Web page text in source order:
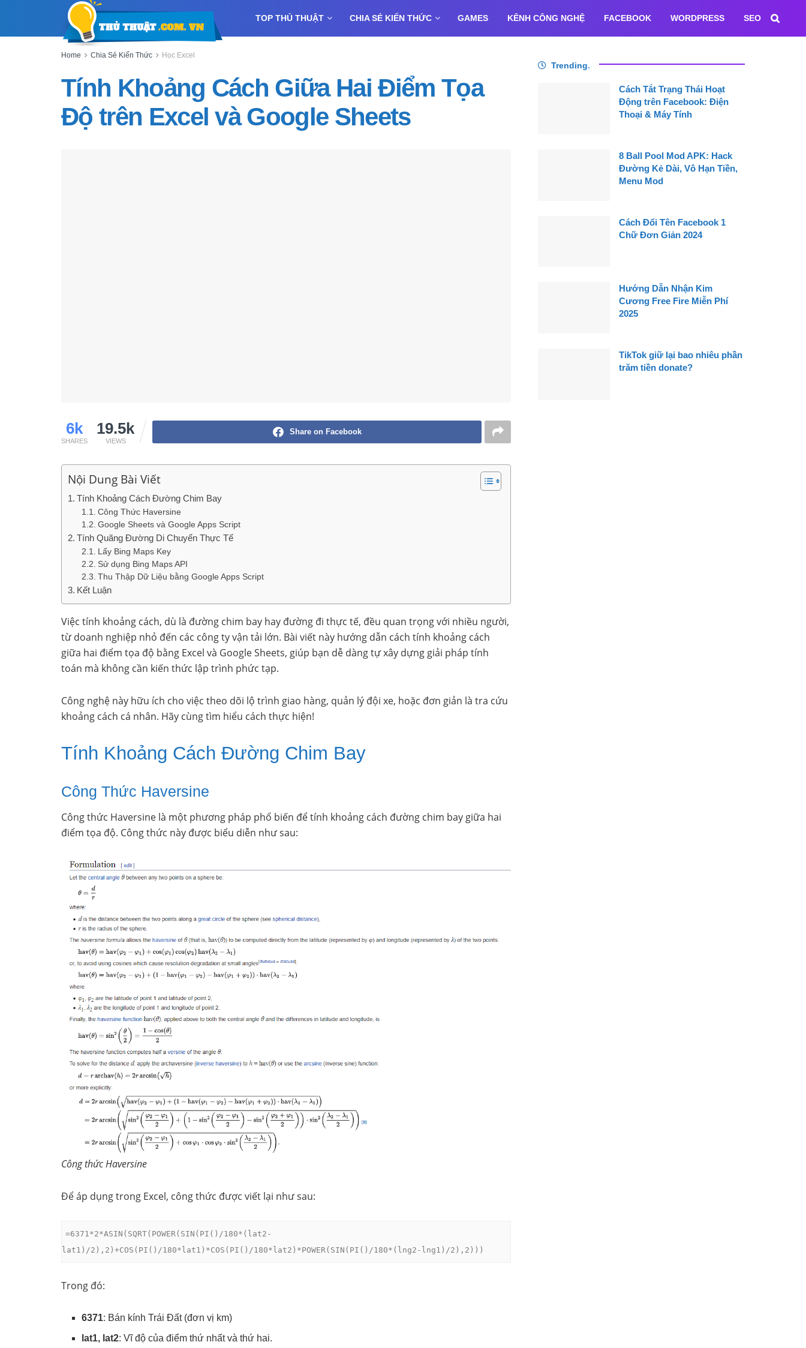
TOP THỦ THUẬT CHIA SẺ KIẾN THỨC GAMES KÊNH CÔNG NGHỆ FACEBOOK WORDPRESS SEO
Home Chia Sẻ Kiến Thức Học Excel
Tính Khoảng Cách Giữa Hai Điểm Tọa
Độ trên Excel và Google Sheets
6k
SHARES
19.5k
VIEWS
Share on Facebook
Nội Dung Bài Viết
Tính Khoảng Cách Đường Chim Bay
Công Thức Haversine
Google Sheets và Google Apps Script
Tính Quãng Đường Di Chuyển Thực Tế
Lấy Bing Maps Key
Sử dụng Bing Maps API
Thu Thập Dữ Liệu bằng Google Apps Script
Kết Luận
Việc tính khoảng cách, dù là đường chim bay hay đường đi thực tế, đều quan trọng với nhiều người,
từ doanh nghiệp nhỏ đến các công ty vận tải lớn. Bài viết này hướng dẫn cách tính khoảng cách
giữa hai điểm tọa độ bằng Excel và Google Sheets, giúp bạn dễ dàng tự xây dựng giải pháp tính
toán mà không cần kiến thức lập trình phức tạp.
Công nghệ này hữu ích cho việc theo dõi lộ trình giao hàng, quản lý đội xe, hoặc đơn giản là tra cứu
khoảng cách cá nhân. Hãy cùng tìm hiểu cách thực hiện!
Tính Khoảng Cách Đường Chim Bay
Công Thức Haversine
Công thức Haversine là một phương pháp phổ biến để tính khoảng cách đường chim bay giữa hai
điểm tọa độ. Công thức này được biểu diễn như sau:
Công thức Haversine
Để áp dụng trong Excel, công thức được viết lại như sau:
=6371*2*ASIN(SQRT(POWER(SIN(PI()/180*(lat2-
lat1)/2),2)+COS(PI()/180*lat1)*COS(PI()/180*lat2)*POWER(SIN(PI()/180*(lng2-lng1)/2),2)))
Trong đó:
6371: Bán kính Trái Đất (đơn vị km)
lat1, lat2: Vĩ độ của điểm thứ nhất và thứ hai.
Trending.
Cách Tắt Trạng Thái Hoạt
Động trên Facebook: Điện
Thoại & Máy Tính
8 Ball Pool Mod APK: Hack
Đường Kẻ Dài, Vô Hạn Tiền,
Menu Mod
Cách Đổi Tên Facebook 1
Chữ Đơn Giản 2024
Hướng Dẫn Nhận Kim
Cương Free Fire Miễn Phí
2025
TikTok giữ lại bao nhiêu phần
trăm tiền donate?